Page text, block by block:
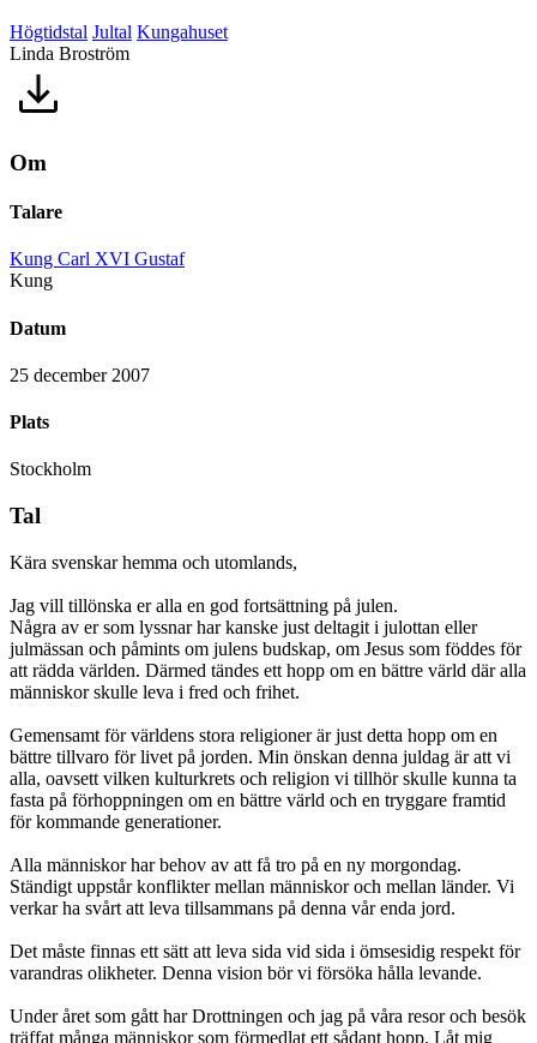
Högtidstal Jultal Kungahuset
Linda Broström
Om
Talare
Kung Carl XVI Gustaf
Kung
Datum
25 december 2007
Plats
Stockholm
Tal
Kära svenskar hemma och utomlands,
Jag vill tillönska er alla en god fortsättning på julen.
Några av er som lyssnar har kanske just deltagit i julottan eller
julmässan och påmints om julens budskap, om Jesus som föddes för
att rädda världen. Därmed tändes ett hopp om en bättre värld där alla
människor skulle leva i fred och frihet.
Gemensamt för världens stora religioner är just detta hopp om en
bättre tillvaro för livet på jorden. Min önskan denna juldag är att vi
alla, oavsett vilken kulturkrets och religion vi tillhör skulle kunna ta
fasta på förhoppningen om en bättre värld och en tryggare framtid
för kommande generationer.
Alla människor har behov av att få tro på en ny morgondag.
Ständigt uppstår konflikter mellan människor och mellan länder. Vi
verkar ha svårt att leva tillsammans på denna vår enda jord.
Det måste finnas ett sätt att leva sida vid sida i ömsesidig respekt för
varandras olikheter. Denna vision bör vi försöka hålla levande.
Under året som gått har Drottningen och jag på våra resor och besök
träffat många människor som förmedlat ett sådant hopp. Låt mig